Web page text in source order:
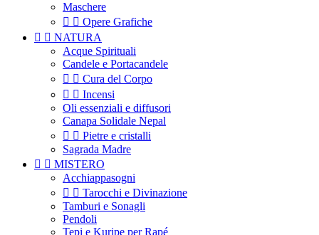
Maschere
  Opere Grafiche
  NATURA
Acque Spirituali
Candele e Portacandele
  Cura del Corpo
  Incensi
Oli essenziali e diffusori
Canapa Solidale Nepal
  Pietre e cristalli
Sagrada Madre
  MISTERO
Acchiappasogni
  Tarocchi e Divinazione
Tamburi e Sonagli
Pendoli
Tepi e Kuripe per Rapé